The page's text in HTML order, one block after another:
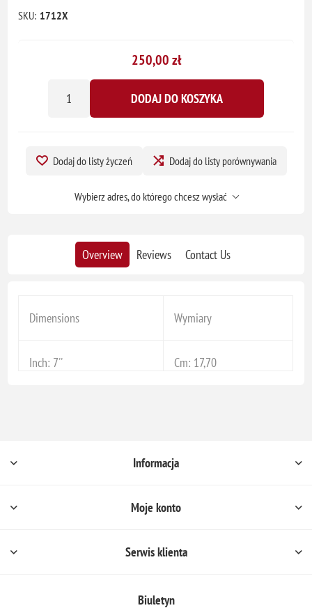
SKU: 1712X
250,00 zł
DODAJ DO KOSZYKA
Dodaj do listy życzeń Dodaj do listy porównywania
Wybierz adres, do którego chcesz wysłać
Overview Reviews Contact Us
Dimensions Wymiary
Inch: 7'' Cm: 17,70
Informacja
Moje konto
Serwis klienta
Biuletyn